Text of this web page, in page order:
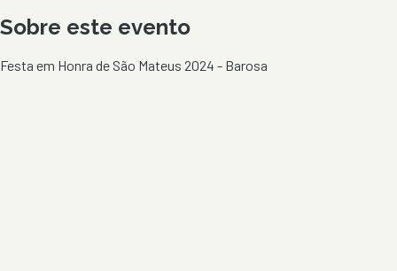
Sobre este evento
Festa em Honra de São Mateus 2024 - Barosa